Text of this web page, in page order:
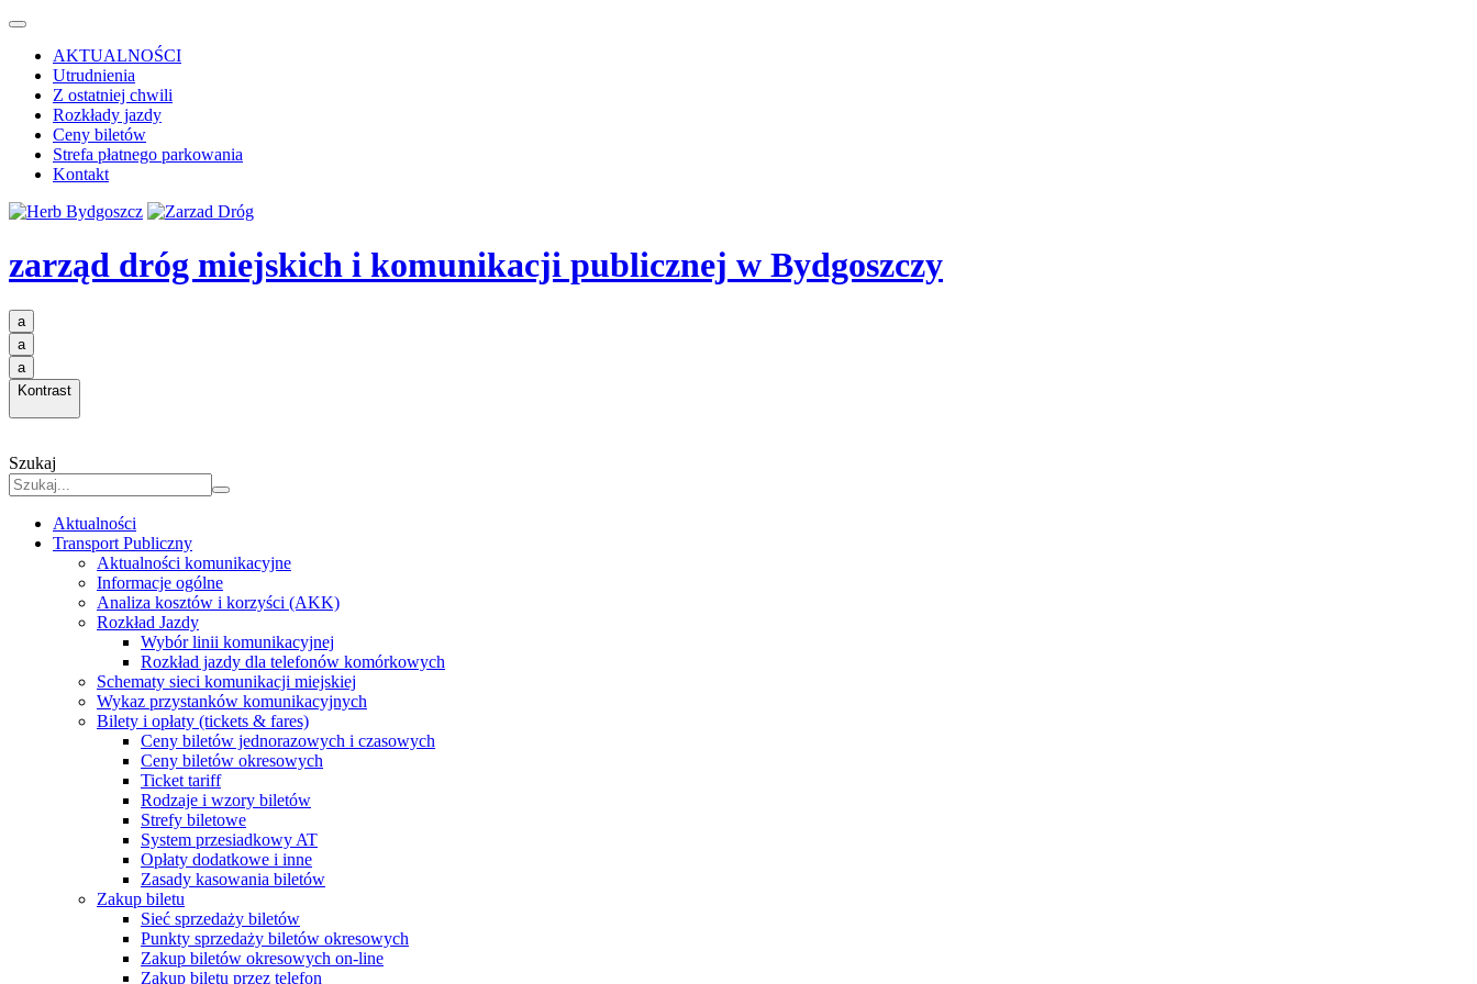
AKTUALNOŚCI
Utrudnienia
Z ostatniej chwili
Rozkłady jazdy
Ceny biletów
Strefa płatnego parkowania
Kontakt
zarząd dróg miejskich i komunikacji publicznej w Bydgoszczy
a
a
a
Kontrast
Szukaj
Aktualności
Transport Publiczny
Aktualności komunikacyjne
Informacje ogólne
Analiza kosztów i korzyści (AKK)
Rozkład Jazdy
Wybór linii komunikacyjnej
Rozkład jazdy dla telefonów komórkowych
Schematy sieci komunikacji miejskiej
Wykaz przystanków komunikacyjnych
Bilety i opłaty (tickets & fares)
Ceny biletów jednorazowych i czasowych
Ceny biletów okresowych
Ticket tariff
Rodzaje i wzory biletów
Strefy biletowe
System przesiadkowy AT
Opłaty dodatkowe i inne
Zasady kasowania biletów
Zakup biletu
Sieć sprzedaży biletów
Punkty sprzedaży biletów okresowych
Zakup biletów okresowych on-line
Zakup biletu przez telefon